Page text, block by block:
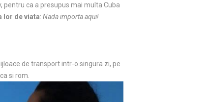
pentru ca a presupus mai multa Cuba
lor de viata: Nada importa aqui!
de transport intr-o singura zi, pe
si rom.